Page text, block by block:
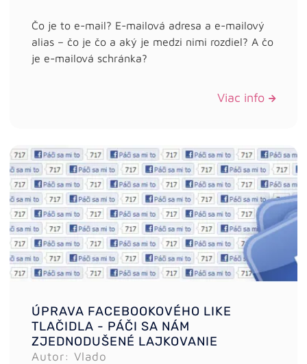
Čo je to e-mail? E-mailová adresa a e-mailový
alias – čo je čo a aký je medzi nimi rozdiel? A čo
je e-mailová schránka?
Viac info
ÚPRAVA FACEBOOKOVÉHO LIKE
TLAČIDLA - PÁČI SA NÁM
ZJEDNODUŠENÉ LAJKOVANIE
Autor: Vlado